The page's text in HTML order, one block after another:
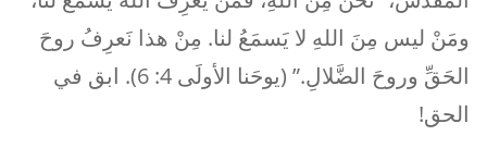
ومَنْ ليس مِنَ اللهِ لا يَسمَعُ لنا. مِنْ هذا نَعرِفُ روحَ
الحَقِّ وروحَ الضَّلالِ.” (يوحَنا الأولَى 4: 6). ابق في
الحق!